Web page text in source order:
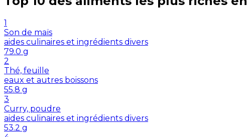
1
Son de maïs
aides culinaires et ingrédients divers
79.0 g
2
Thé, feuille
eaux et autres boissons
55.8 g
3
Curry, poudre
aides culinaires et ingrédients divers
53.2 g